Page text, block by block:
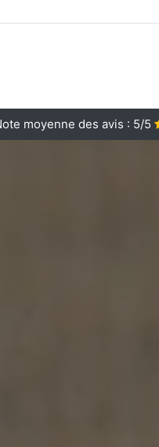
moyenne des avis : 5/5